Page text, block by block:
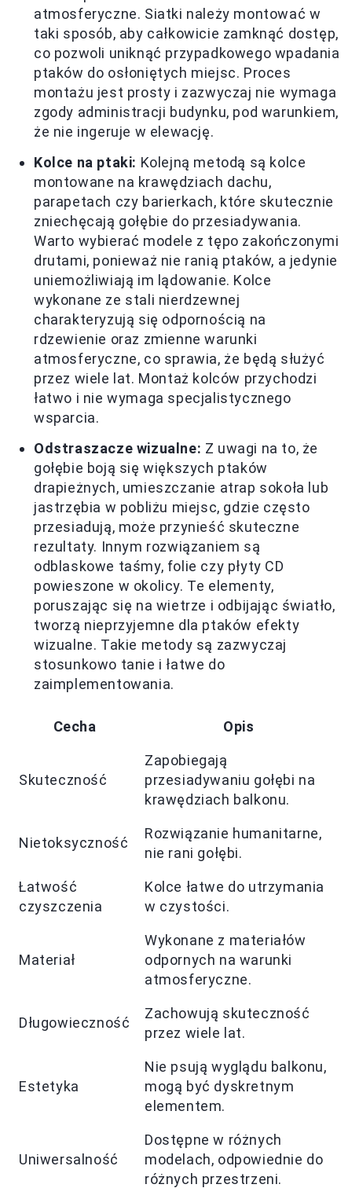
atmosferyczne. Siatki należy montować w
taki sposób, aby całkowicie zamknąć dostęp,
co pozwoli uniknąć przypadkowego wpadania
ptaków do osłoniętych miejsc. Proces
montażu jest prosty i zazwyczaj nie wymaga
zgody administracji budynku, pod warunkiem,
że nie ingeruje w elewację.
Kolce na ptaki: Kolejną metodą są kolce
montowane na krawędziach dachu,
parapetach czy barierkach, które skutecznie
zniechęcają gołębie do przesiadywania.
Warto wybierać modele z tępo zakończonymi
drutami, ponieważ nie ranią ptaków, a jedynie
uniemożliwiają im lądowanie. Kolce
wykonane ze stali nierdzewnej
charakteryzują się odpornością na
rdzewienie oraz zmienne warunki
atmosferyczne, co sprawia, że będą służyć
przez wiele lat. Montaż kolców przychodzi
łatwo i nie wymaga specjalistycznego
wsparcia.
Odstraszacze wizualne: Z uwagi na to, że
gołębie boją się większych ptaków
drapieżnych, umieszczanie atrap sokoła lub
jastrzębia w pobliżu miejsc, gdzie często
przesiadują, może przynieść skuteczne
rezultaty. Innym rozwiązaniem są
odblaskowe taśmy, folie czy płyty CD
powieszone w okolicy. Te elementy,
poruszając się na wietrze i odbijając światło,
tworzą nieprzyjemne dla ptaków efekty
wizualne. Takie metody są zazwyczaj
stosunkowo tanie i łatwe do
zaimplementowania.
Cecha Opis
Skuteczność
Zapobiegają
przesiadywaniu gołębi na
krawędziach balkonu.
Nietoksyczność
Rozwiązanie humanitarne,
nie rani gołębi.
Łatwość
czyszczenia
Kolce łatwe do utrzymania
w czystości.
Materiał
Wykonane z materiałów
odpornych na warunki
atmosferyczne.
Długowieczność
Zachowują skuteczność
przez wiele lat.
Estetyka
Nie psują wyglądu balkonu,
mogą być dyskretnym
elementem.
Uniwersalność
Dostępne w różnych
modelach, odpowiednie do
różnych przestrzeni.